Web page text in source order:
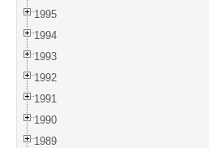
1995
1994
1993
1992
1991
1990
1989